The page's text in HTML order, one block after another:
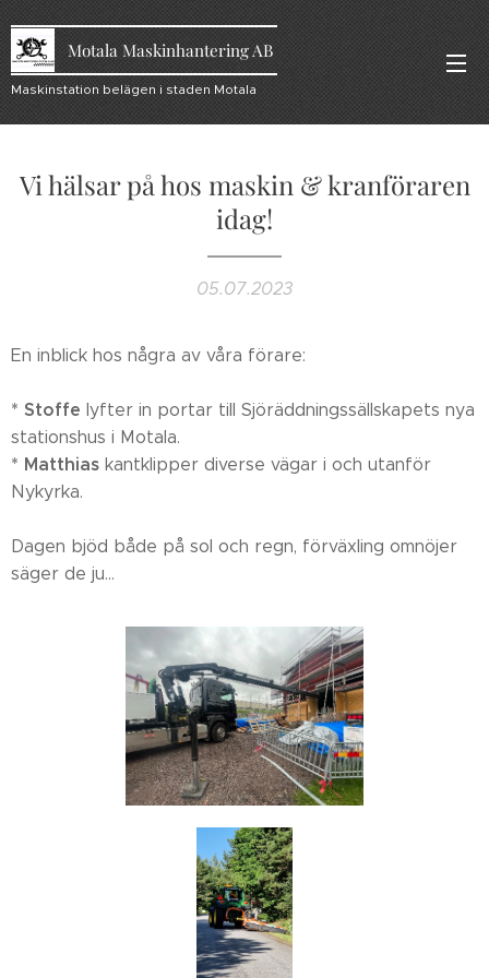
Motala Maskinhantering AB
Maskinstation belägen i staden Motala
Vi hälsar på hos maskin & kranföraren
idag!
05.07.2023
En inblick hos några av våra förare:
* Stoffe lyfter in portar till Sjöräddningssällskapets nya
stationshus i Motala.
* Matthias kantklipper diverse vägar i och utanför
Nykyrka.
Dagen bjöd både på sol och regn, förväxling omnöjer
säger de ju...